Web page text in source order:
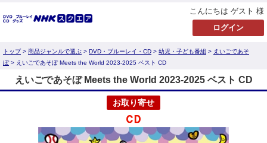
こんにちは ゲスト 様
トップ> 商品ジャンルで選ぶ > DVD・ブルーレイ・CD > 幼児・子ども番組 > えいごであそ
ぼ> えいごであそぼ Meets the World 2023-2025 ベスト CD
えいごであそぼ Meets the World 2023-2025 ベスト CD
お取り寄せ